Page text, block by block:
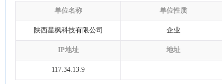
单位名称 单位性质
陕西星枫科技有限公司 企业
IP地址 地址
117.34.13.9